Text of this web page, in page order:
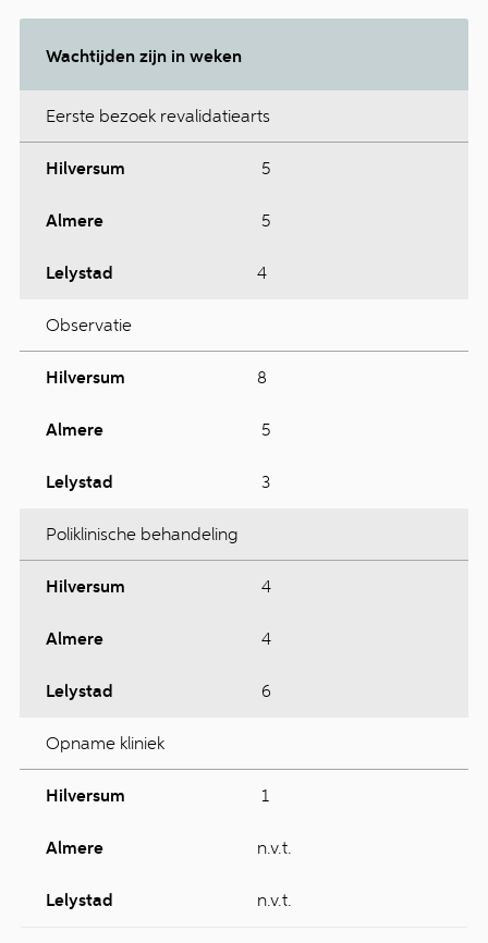
Wachtijden zijn in weken
Eerste bezoek revalidatiearts
Hilversum 5
Almere 5
Lelystad 4
Observatie
Hilversum 8
Almere 5
Lelystad 3
Poliklinische behandeling
Hilversum 4
Almere 4
Lelystad 6
Opname kliniek
Hilversum 1
Almere n.v.t.
Lelystad n.v.t.